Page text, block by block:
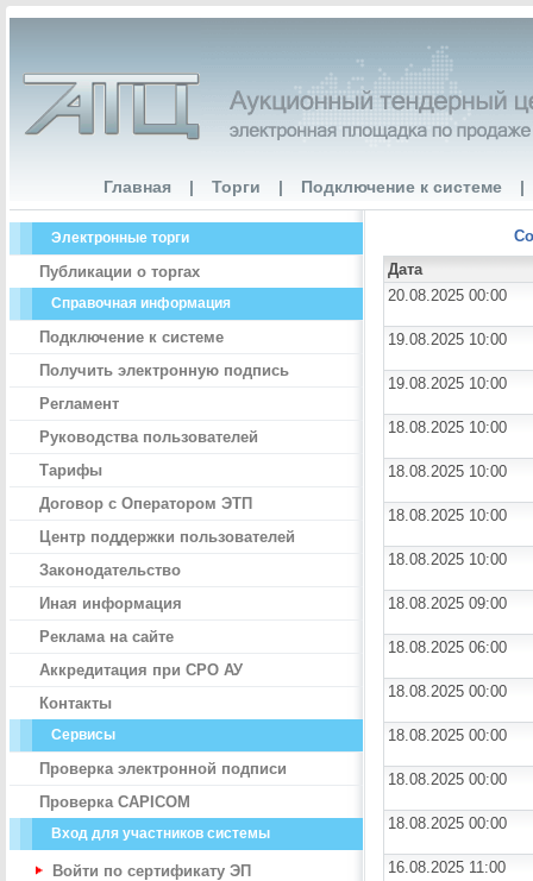
Главная | Торги | Подключение к системе |
Электронные торги
Публикации о торгах
Справочная информация
Подключение к системе
Получить электронную подпись
Регламент
Руководства пользователей
Тарифы
Договор с Оператором ЭТП
Центр поддержки пользователей
Законодательство
Иная информация
Реклама на сайте
Аккредитация при СРО АУ
Контакты
Сервисы
Проверка электронной подписи
Проверка CAPICOM
Вход для участников системы
Войти по сертификату ЭП
Дата
20.08.2025 00:00
19.08.2025 10:00
19.08.2025 10:00
18.08.2025 10:00
18.08.2025 10:00
18.08.2025 10:00
18.08.2025 10:00
18.08.2025 09:00
18.08.2025 06:00
18.08.2025 00:00
18.08.2025 00:00
18.08.2025 00:00
18.08.2025 00:00
16.08.2025 11:00